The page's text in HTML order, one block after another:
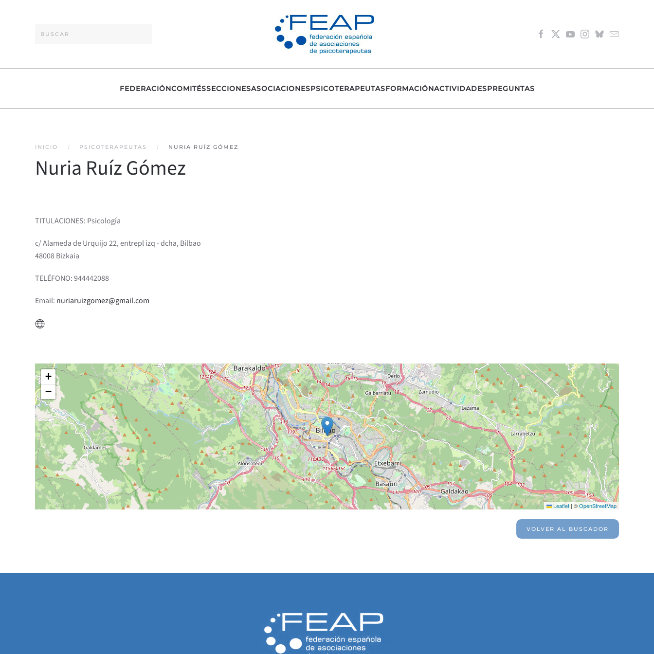
FEDERACIÓNCOMITÉSSECCIONESASOCIACIONESPSICOTERAPEUTASFORMACIÓNACTIVIDADESPREGUNTAS
INICIO PSICOTERAPEUTAS NURIA RUÍZ GÓMEZ
Nuria Ruíz Gómez
TITULACIONES: Psicología
c/ Alameda de Urquijo 22, entrepl izq - dcha, Bilbao
48008 Bizkaia
TELÉFONO: 944442088
Email: nuriaruizgomez@gmail.com
+
−
Leaflet | ©OpenStreetMap
VOLVER AL BUSCADOR